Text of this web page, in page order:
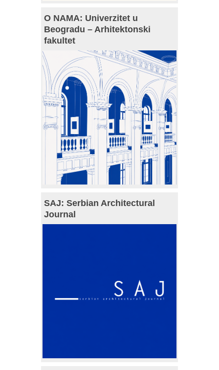
O NAMA: Univerzitet u
Beogradu – Arhitektonski
fakultet
SAJ: Serbian Architectural
Journal